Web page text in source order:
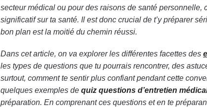
secteur médical ou pour des raisons de santé personnelle,
significatif sur ta santé. Il est donc crucial de t’y préparer
bon plan est la moitié du chemin réussi.
Dans cet article, on va explorer les différentes facettes des
les types de questions que tu pourrais rencontrer, des
surtout, comment te sentir plus confiant pendant cette
quelques exemples de quiz questions d’entretien
préparation. En comprenant ces questions et en te